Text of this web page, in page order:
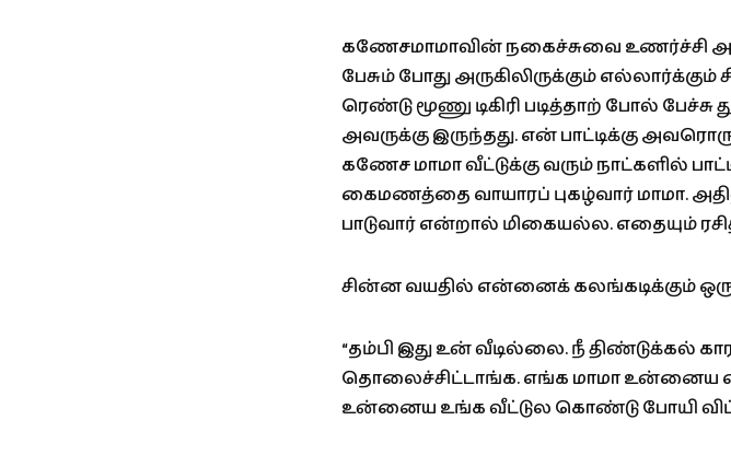
கணேசமாமாவின் நகைச்சுவை உணர்ச்சி
பேசும் போது அருகிலிருக்கும் எல்லார்க்கும்
ரெண்டு மூணு டிகிரி படித்தாற் போல்
அவருக்கு இருந்தது. என் பாட்டிக்கு
கணேச மாமா வீட்டுக்கு வரும் நாட்களில்
கைமணத்தை வாயாரப் புகழ்வார் மாமா.
பாடுவார் என்றால் மிகையல்ல. எதையும்
சின்ன வயதில் என்னைக் கலங்கடிக்கும்
“தம்பி இது உன் வீடில்லை. நீ
தொலைச்சிட்டாங்க. எங்க மாமா உன்னைய
உன்னைய உங்க வீட்டுல கொண்டு போயி